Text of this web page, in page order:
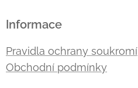
Informace
Pravidla ochrany soukromí
Obchodní podmínky